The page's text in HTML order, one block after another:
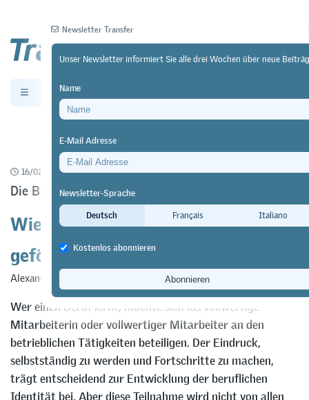
Newsletter
16/02/20 Forschung https://doi.org/10.64829/2463
Die Bedeutung der betrieblichen Berufspraxis
Wie berufliche Identität im Betrieb
gefördert wird
Alexandra Felder &Kerstin Duemmler
Wer einen Beruf lernt, möchte sich als vollwertige
Mitarbeiterin oder vollwertiger Mitarbeiter an den
betrieblichen Tätigkeiten beteiligen. Der Eindruck,
selbstständig zu werden und Fortschritte zu machen,
trägt entscheidend zur Entwicklung der beruflichen
Identität bei. Aber diese Teilnahme wird nicht von allen
Newsletter Transfer
Unser Newsletter informiert Sie alle drei Wochen über neue
Name
E-Mail Adresse
Newsletter-Sprache
Deutsch
Français Italiano
Kostenlos abonnieren